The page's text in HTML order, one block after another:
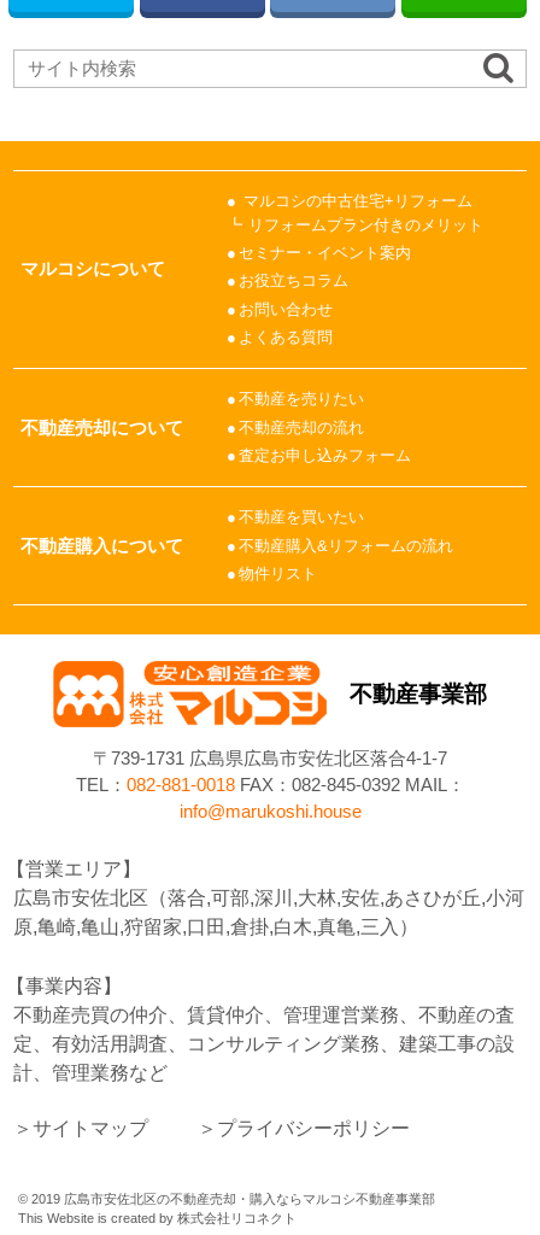
マルコシについて
マルコシの中古住宅+リフォーム
リフォームプラン付きのメリット
セミナー・イベント案内
お役立ちコラム
お問い合わせ
よくある質問
不動産売却について
不動産を売りたい
不動産売却の流れ
査定お申し込みフォーム
不動産購入について
不動産を買いたい
不動産購入&リフォームの流れ
物件リスト
不動産事業部
〒739-1731 広島県広島市安佐北区落合4-1-7
TEL： 082-881-0018FAX：082-845-0392 MAIL：
info@marukoshi.house
営業エリア
広島市安佐北区（落合,可部,深川,大林,安佐,あさひが丘,小河
原,亀崎,亀山,狩留家,口田,倉掛,白木,真亀,三入）
事業内容
不動産売買の仲介、賃貸仲介、管理運営業務、不動産の査
定、有効活用調査、コンサルティング業務、建築工事の設
計、管理業務など
サイトマップ プライバシーポリシー
© 2019 広島市安佐北区の不動産売却・購入ならマルコシ不動産事業部
This Website is created by 株式会社リコネクト